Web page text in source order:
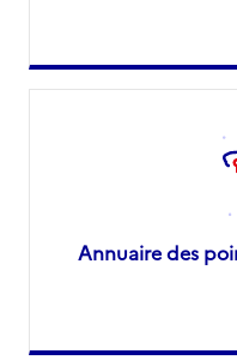
Annuaire des